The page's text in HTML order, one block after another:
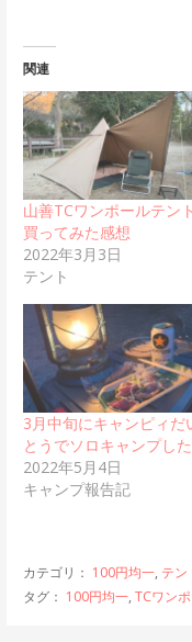
関連
山善TCワンポールテン
買ってみた感想
2022年3月3日
テント
3月中旬にキャンピィだ
とうでソロキャンプし
2022年5月4日
キャンプ報告記
カテゴリ： 100円均一, テン
タグ： 100円均一, TCワン